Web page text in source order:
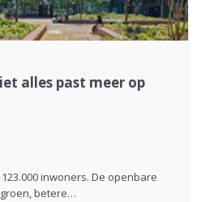
alles past meer op
inwoners. De openbare
betere…